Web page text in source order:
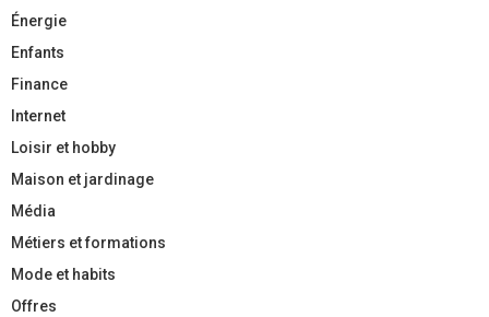
Énergie
Enfants
Finance
Internet
Loisir et hobby
Maison et jardinage
Média
Métiers et formations
Mode et habits
Offres